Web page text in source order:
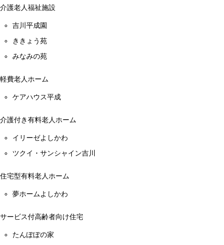
介護老人福祉施設
吉川平成園
ききょう苑
みなみの苑
軽費老人ホーム
ケアハウス平成
介護付き有料老人ホーム
イリーゼよしかわ
ツクイ・サンシャイン吉川
住宅型有料老人ホーム
夢ホームよしかわ
サービス付高齢者向け住宅
たんぽぽの家